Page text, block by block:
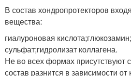
В состав хондропротекторов
вещества:
гиалуроновая
сульфат;гидролизат коллагена.
Не во всех формах присутствуют
состав разнится в зависимости от